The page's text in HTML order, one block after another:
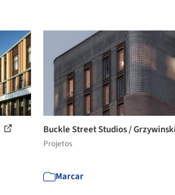
Buckle Street Studios /
Projetos
Marcar